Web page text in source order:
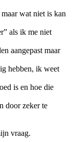
wat niet is kan
als ik me niet
aangepast maar
hebben, ik weet
is en hoe die
door zeker te
vraag.